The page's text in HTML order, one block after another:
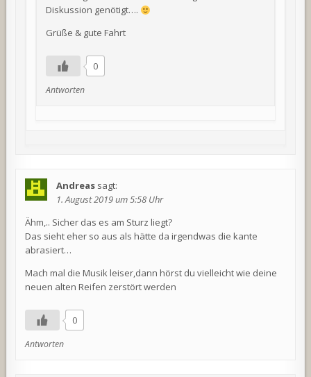
Diskussion genötigt….
Grüße & gute Fahrt
0
Antworten
Andreas sagt:
1. August 2019 um 5:58 Uhr
Ähm,.. Sicher das es am Sturz liegt?
Das sieht eher so aus als hätte da irgendwas die kante
abrasiert…
Mach mal die Musik leiser,dann hörst du vielleicht wie deine
neuen alten Reifen zerstört werden
0
Antworten